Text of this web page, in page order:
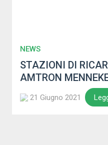
NEWS
STAZIONI DI
AMTRON
21 Giugno 2021